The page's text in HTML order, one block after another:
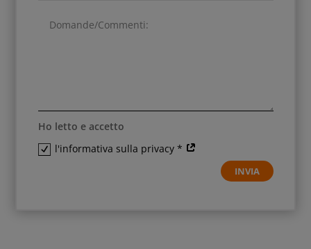
Ho letto e accetto
l'informativa sulla privacy *
INVIA